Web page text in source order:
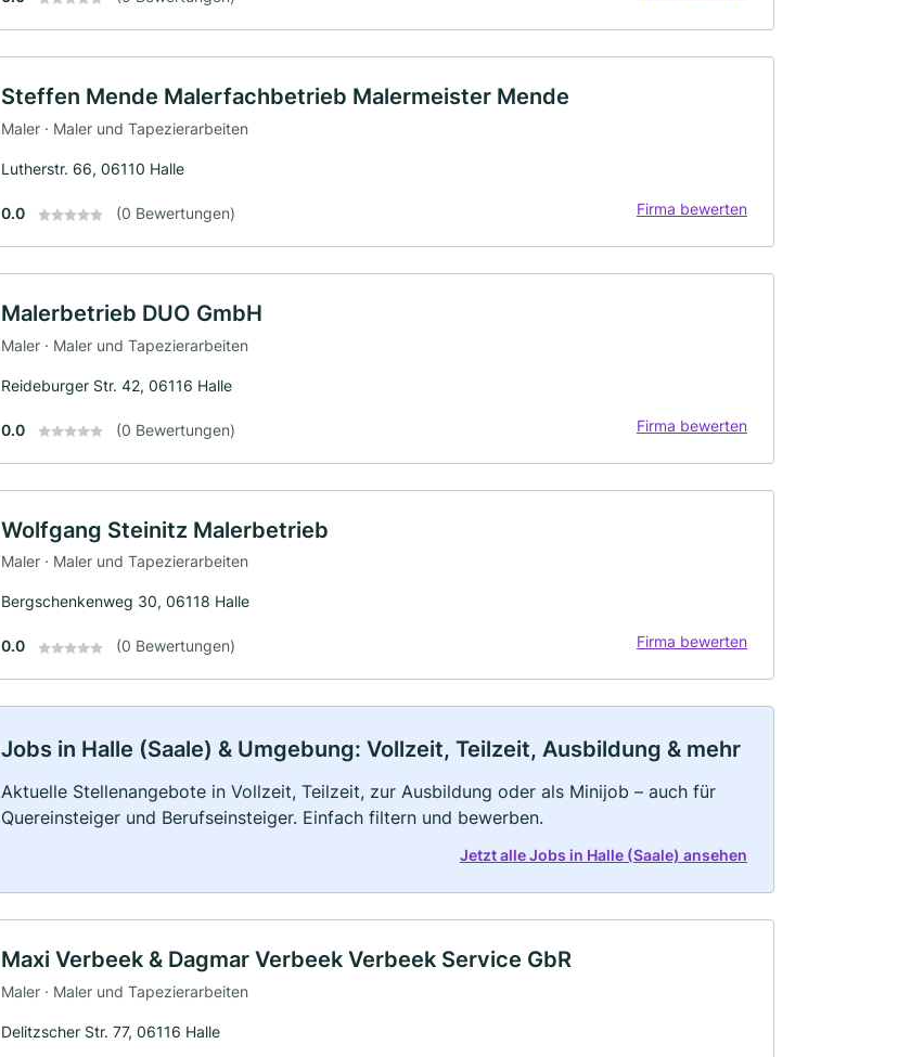
Steffen Mende Malerfachbetrieb Malermeister Mende
Maler · Maler und Tapezierarbeiten
Lutherstr. 66, 06110 Halle
0.0 (0 Bewertungen) Firma bewerten
Malerbetrieb DUO GmbH
Maler · Maler und Tapezierarbeiten
Reideburger Str. 42, 06116 Halle
0.0 (0 Bewertungen) Firma bewerten
Wolfgang Steinitz Malerbetrieb
Maler · Maler und Tapezierarbeiten
Bergschenkenweg 30, 06118 Halle
0.0 (0 Bewertungen) Firma bewerten
Jobs in Halle (Saale) & Umgebung: Vollzeit, Teilzeit, Ausbildung & mehr
Aktuelle Stellenangebote in Vollzeit, Teilzeit, zur Ausbildung oder als Minijob – auch für
Quereinsteiger und Berufseinsteiger. Einfach filtern und bewerben.
Jetzt alle Jobs in Halle (Saale) ansehen
Maxi Verbeek & Dagmar Verbeek Verbeek Service GbR
Maler · Maler und Tapezierarbeiten
Delitzscher Str. 77, 06116 Halle